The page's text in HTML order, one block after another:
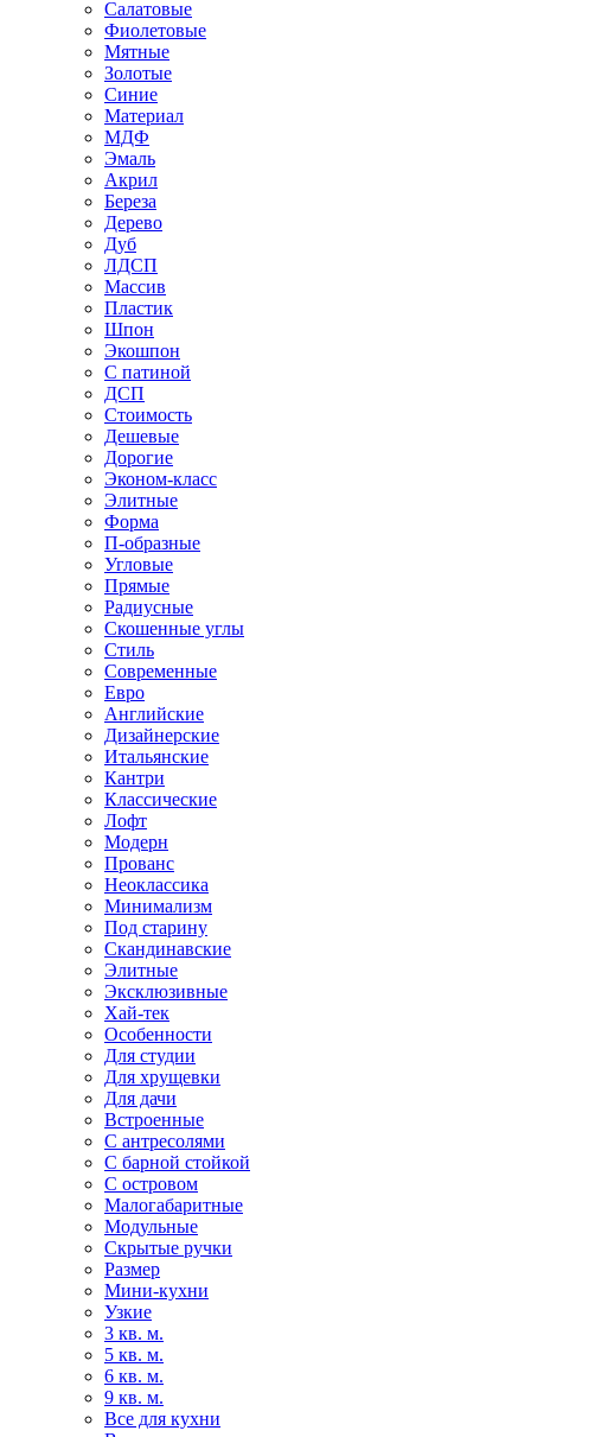
Салатовые
Фиолетовые
Мятные
Золотые
Синие
Материал
МДФ
Эмаль
Акрил
Береза
Дерево
Дуб
ЛДСП
Массив
Пластик
Шпон
Экошпон
С патиной
ДСП
Стоимость
Дешевые
Дорогие
Эконом-класс
Элитные
Форма
П-образные
Угловые
Прямые
Радиусные
Скошенные углы
Стиль
Современные
Евро
Английские
Дизайнерские
Итальянские
Кантри
Классические
Лофт
Модерн
Прованс
Неоклассика
Минимализм
Под старину
Скандинавские
Элитные
Эксклюзивные
Хай-тек
Особенности
Для студии
Для хрущевки
Для дачи
Встроенные
С антресолями
С барной стойкой
С островом
Малогабаритные
Модульные
Скрытые ручки
Размер
Мини-кухни
Узкие
3 кв. м.
5 кв. м.
6 кв. м.
9 кв. м.
Все для кухни